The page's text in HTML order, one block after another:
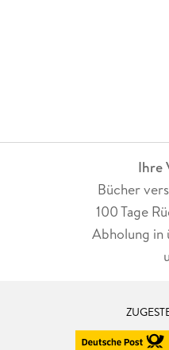
Ihre
Bücher
100 Tage
Abholung in